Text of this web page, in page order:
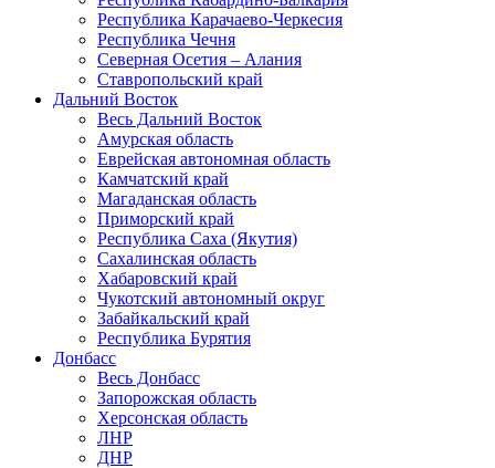
Республика Карачаево-Черкесия
Республика Чечня
Северная Осетия – Алания
Ставропольский край
Дальний Восток
Весь Дальний Восток
Амурская область
Еврейская автономная область
Камчатский край
Магаданская область
Приморский край
Республика Саха (Якутия)
Сахалинская область
Хабаровский край
Чукотский автономный округ
Забайкальский край
Республика Бурятия
Донбасс
Весь Донбасс
Запорожская область
Херсонская область
ЛНР
ДНР